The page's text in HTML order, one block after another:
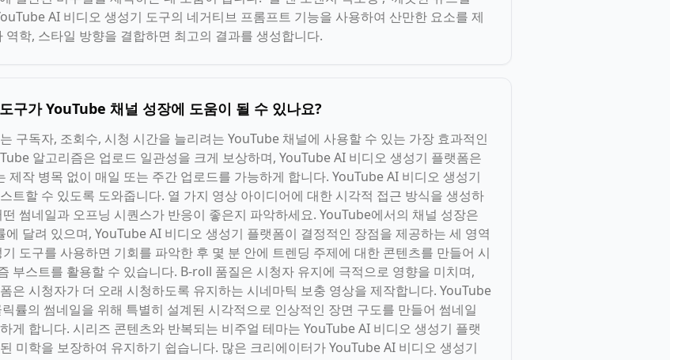
AI 비디오 생성기 도구의 네거티브 프롬프트 기능을 사용하여 산만한 요소를 제
학, 스타일 방향을 결합하면 최고의 결과를 생성합니다.
구가 YouTube 채널 성장에 도움이 될 수 있나요?
구독자, 조회수, 시청 시간을 늘리려는 YouTube 채널에 사용할 수 있는 가장 효과적인
알고리즘은 업로드 일관성을 크게 보상하며, YouTube AI 비디오 생성기 플랫폼은
제작 병목 없이 매일 또는 주간 업로드를 가능하게 합니다. YouTube AI 비디오 생성기
트할 수 있도록 도와줍니다. 열 가지 영상 아이디어에 대한 시각적 접근 방식을 생성하
썸네일과 오프닝 시퀀스가 반응이 좋은지 파악하세요. YouTube에서의 채널 성장은
달려 있으며, YouTube AI 비디오 생성기 플랫폼이 결정적인 장점을 제공하는 세 영역
도구를 사용하면 기회를 파악한 후 몇 분 안에 트렌딩 주제에 대한 콘텐츠를 만들어 시
부스트를 활용할 수 있습니다. B-roll 품질은 시청자 유지에 극적으로 영향을 미치며,
은 시청자가 더 오래 시청하도록 유지하는 시네마틱 보충 영상을 제작합니다. YouTube
률의 썸네일을 위해 특별히 설계된 시각적으로 인상적인 장면 구도를 만들어 썸네일
게 합니다. 시리즈 콘텐츠와 반복되는 비주얼 테마는 YouTube AI 비디오 생성기 플랫
미학을 보장하여 유지하기 쉽습니다. 많은 크리에이터가 YouTube AI 비디오 생성기